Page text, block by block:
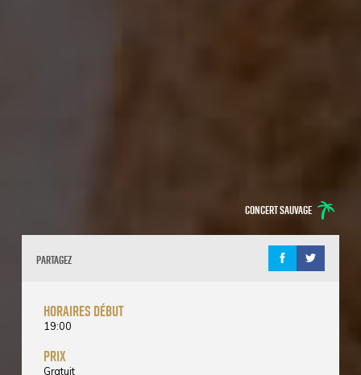
Concert sauvage
Partagez
horaires début
19:00
prix
Gratuit